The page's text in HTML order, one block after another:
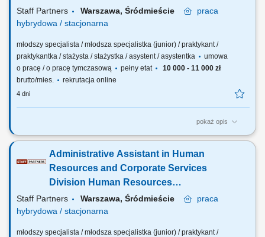
Staff Partners Warszawa, Śródmieście
praca
hybrydowa / stacjonarna
młodszy specjalista / młodsza specjalistka (junior) / praktykant /
praktykantka / stażysta / stażystka / asystent / asystentka
umowa
o pracę / o pracę tymczasową
pełny etat
10 000 - 11 000 zł
brutto/mies.
rekrutacja online
4 dni
pokaż opis
The description of duties is a presented below: To perform
register invoices/claims in ABAC/SUMMA (the agency’s financial
management system) To identify and match invoices with other
documents necessary for payment (Purchase Orders,...
Administrative Assistant in Human
Resources and Corporate Services
Division Human Resources
Unit/Personnel Administration
Sector/Expatriate Services Team
Staff Partners Warszawa, Śródmieście
praca
hybrydowa / stacjonarna
młodszy specjalista / młodsza specjalistka (junior) / praktykant /